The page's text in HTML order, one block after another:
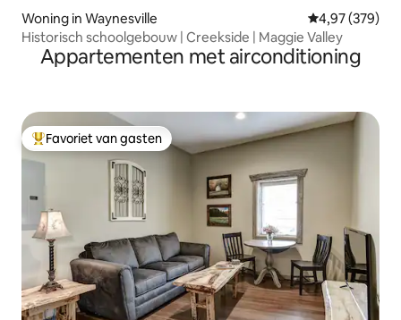
Woning in Waynesville Gemiddelde
4,97 (379)
Historisch schoolgebouw | Creekside | Maggie Valley
Appartementen met airconditioning
Topfavoriet van gasten
Favoriet van gasten